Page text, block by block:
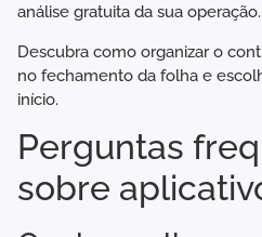
análise gratuita da sua operação.
Descubra como organizar o
no fechamento da folha e
início.
Perguntas
sobre